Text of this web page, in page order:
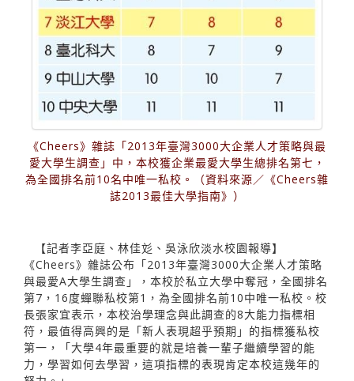
《Cheers》雜誌「2013年臺灣3000大企業人才策略與最
愛大學生調查」中，本校獲企業最愛大學生總排名第七，
為全國排名前10名中唯一私校。（資料來源／《Cheers雜
誌2013最佳大學指南》）
【記者李亞庭、林佳彣、吳泳欣淡水校園報導】
《Cheers》雜誌公布「2013年臺灣3000大企業人才策略
與最愛A大學生調查」，本校於私立大學中奪冠，全國排名
第7，16度蟬聯私校第1，為全國排名前10中唯一私校。校
長張家宜表示，本校治學理念與此調查的8大能力指標相
符，最值得高興的是「新人表現超乎預期」的指標獲私校
第一，「大學4年最重要的就是培養一輩子繼續學習的能
力，學習如何去學習，這項指標的表現肯定本校這幾年的